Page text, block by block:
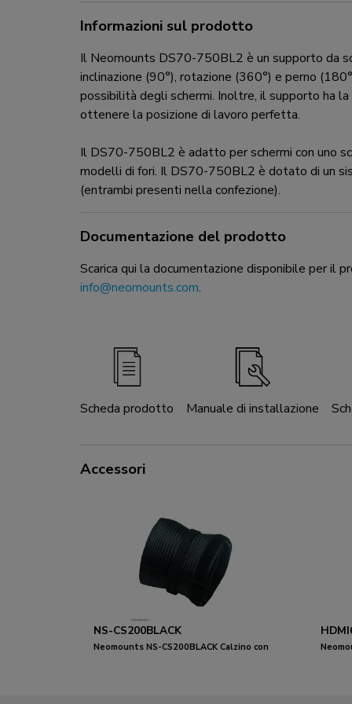
Informazioni sul prodotto
Il Neomounts DS70-750BL2 è un supporto da
inclinazione (90°), rotazione (360°) e perno
possibilità degli schermi. Inoltre, il supporto ha
ottenere la posizione di lavoro perfetta.
Il DS70-750BL2 è adatto per schermi con uno
modelli di fori. Il DS70-750BL2 è dotato di un
(entrambi presenti nella confezione).
Documentazione del prodotto
Scarica qui la documentazione disponibile per il
info@neomounts.com.
Scheda prodotto Manuale di installazione
Accessori
NS-CS200BLACK
Neomounts NS-CS200BLACK Calzino con